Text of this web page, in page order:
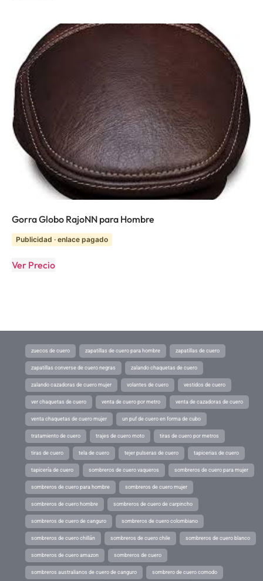
Gorra Globo RajoNN para Hombre
Publicidad · enlace pagado
Ver Precio
zuecos de cuero zapatillas de cuero para hombre zapatillas de cuero
zapatillas converse de cuero negras zalando chaquetas de cuero
zalando cazadoras de cuero mujer volantes de cuero vestidos de cuero
ver chaquetas de cuero venta de cuero por metro venta de cazadoras de cuero
venta chaquetas de cuero mujer un puf de cuero en forma de cubo
tratamiento de cuero trajes de cuero moto tiras de cuero por metros
tiras de cuero tela de cuero tejer pulseras de cuero tapicerias de cuero
tapicería de cuero sombreros de cuero vaqueros sombreros de cuero para mujer
sombreros de cuero para hombre sombreros de cuero mujer
sombreros de cuero hombre sombreros de cuero de carpincho
sombreros de cuero de canguro sombreros de cuero colombiano
sombreros de cuero chillán sombreros de cuero chile sombreros de cuero blanco
sombreros de cuero amazon sombreros de cuero
sombreros australianos de cuero de canguro sombrero de cuero comodo